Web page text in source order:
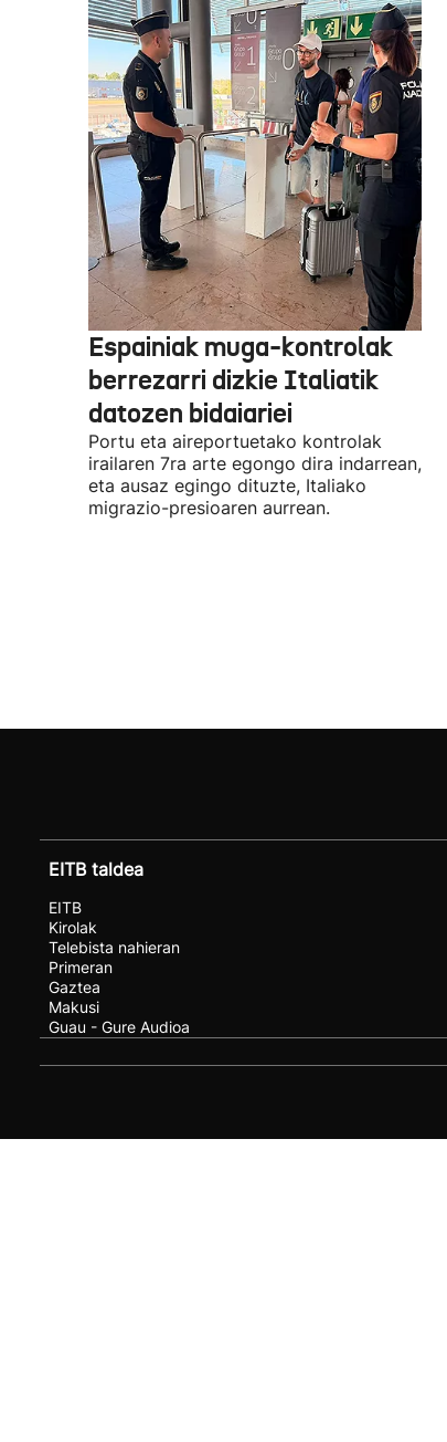
Espainiak muga-kontrolak
berrezarri dizkie Italiatik
datozen bidaiariei
Portu eta aireportuetako kontrolak
irailaren 7ra arte egongo dira indarrean,
eta ausaz egingo dituzte, Italiako
migrazio-presioaren aurrean.
EITB taldea
EITB
Kirolak
Telebista nahieran
Primeran
Gaztea
Makusi
Guau - Gure Audioa